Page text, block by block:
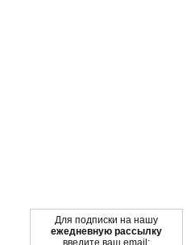
Для подписки на нашу
ежедневную рассылку
введите ваш email: